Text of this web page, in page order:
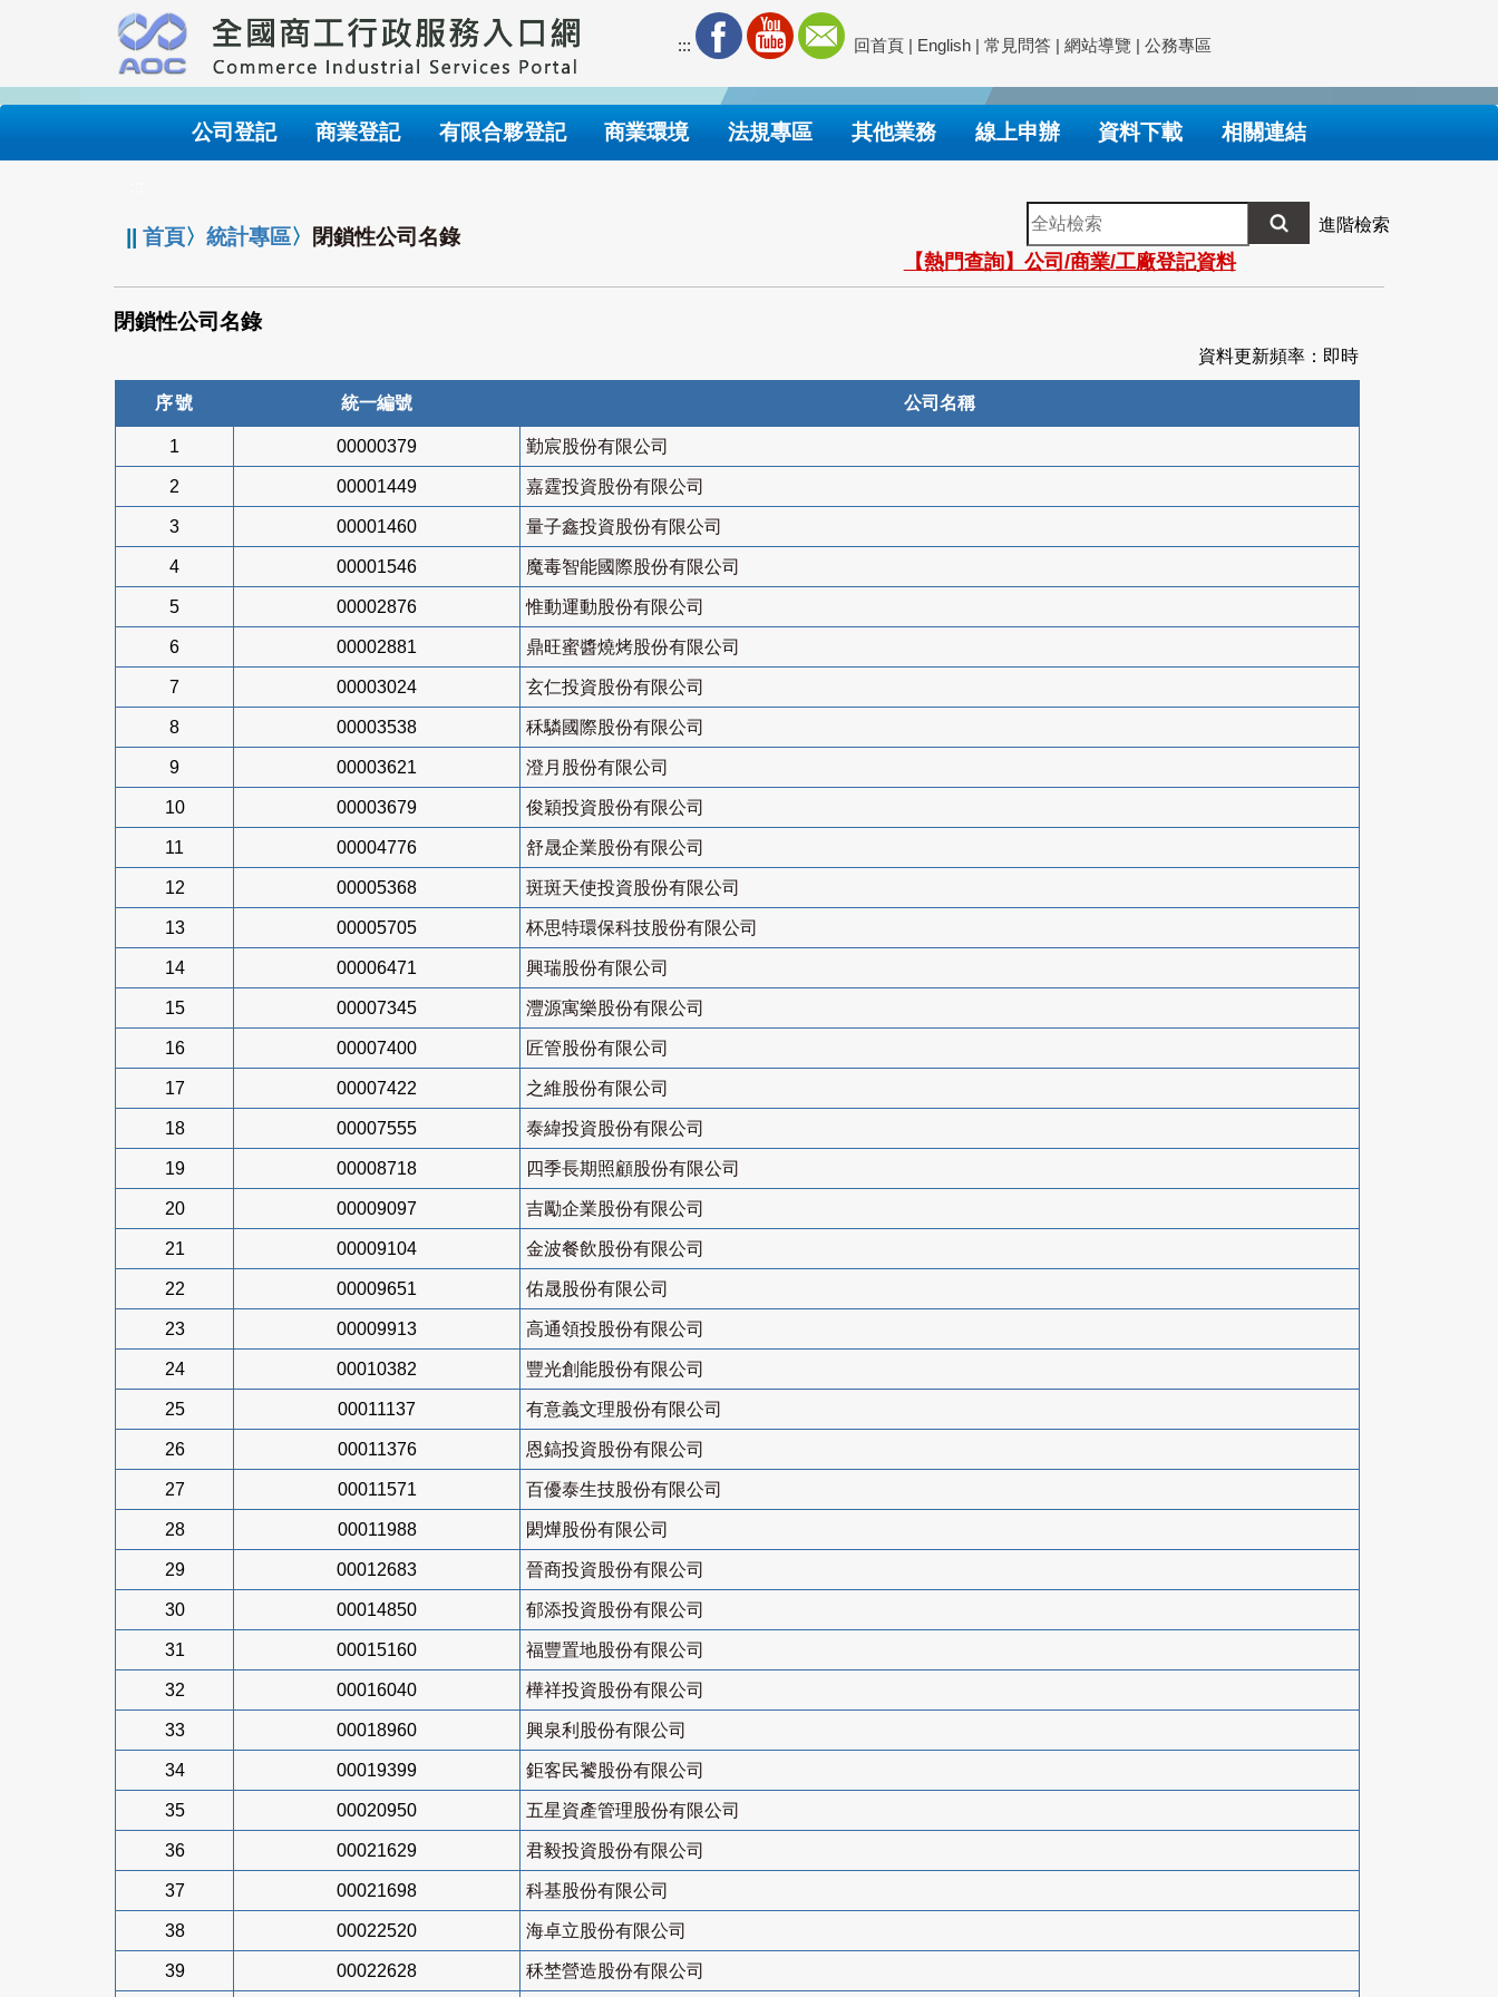
要
內
::: 回首頁 | English | 常見問答 | 網站導覽 | 公務專區
公司登記 商業登記 有限合夥登記 商業環境 法規專區 其他業務 線上申辦 資料下載 相關連結
||首頁〉統計專區〉 閉鎖性公司名錄
全
站
檢
索
進階檢索
【熱門查詢】公司/商業/工廠登記資料
閉鎖性公司名錄
資料更新頻率：即時
序號 統一編號 公司名稱
1 00000379 勤宸股份有限公司
2 00001449 嘉霆投資股份有限公司
3 00001460 量子鑫投資股份有限公司
4 00001546 魔毒智能國際股份有限公司
5 00002876 惟動運動股份有限公司
6 00002881 鼎旺蜜醬燒烤股份有限公司
7 00003024 玄仁投資股份有限公司
8 00003538 秝驎國際股份有限公司
9 00003621 澄月股份有限公司
10 00003679 俊穎投資股份有限公司
11 00004776 舒晟企業股份有限公司
12 00005368 斑斑天使投資股份有限公司
13 00005705 杯思特環保科技股份有限公司
14 00006471 興瑞股份有限公司
15 00007345 灃源寓樂股份有限公司
16 00007400 匠管股份有限公司
17 00007422 之維股份有限公司
18 00007555 泰緯投資股份有限公司
19 00008718 四季長期照顧股份有限公司
20 00009097 吉勵企業股份有限公司
21 00009104 金波餐飲股份有限公司
22 00009651 佑晟股份有限公司
23 00009913 高通領投股份有限公司
24 00010382 豐光創能股份有限公司
25 00011137 有意義文理股份有限公司
26 00011376 恩鎬投資股份有限公司
27 00011571 百優泰生技股份有限公司
28 00011988 閎燁股份有限公司
29 00012683 晉商投資股份有限公司
30 00014850 郁添投資股份有限公司
31 00015160 福豐置地股份有限公司
32 00016040 樺祥投資股份有限公司
33 00018960 興泉利股份有限公司
34 00019399 鉅客民饕股份有限公司
35 00020950 五星資產管理股份有限公司
36 00021629 君毅投資股份有限公司
37 00021698 科基股份有限公司
38 00022520 海卓立股份有限公司
39 00022628 秝埜營造股份有限公司